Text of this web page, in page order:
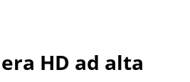
HD ad alta